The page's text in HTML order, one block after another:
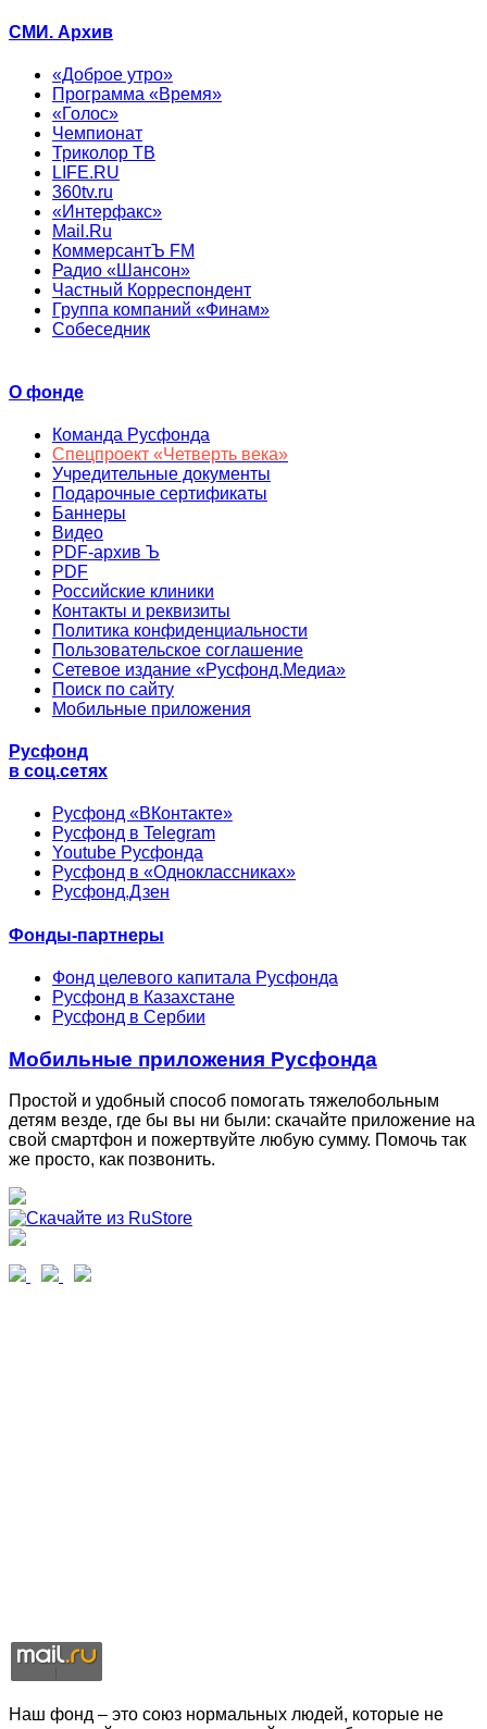
СМИ. Архив
«Доброе утро»
Программа «Время»
«Голос»
Чемпионат
Триколор ТВ
LIFE.RU
360tv.ru
«Интерфакс»
Mail.Ru
КоммерсантЪ FM
Радио «Шансон»
Частный Корреспондент
Группа компаний «Финам»
Собеседник
О фонде
Команда Русфонда
Спецпроект «Четверть века»
Учредительные документы
Подарочные сертификаты
Баннеры
Видео
PDF-архив Ъ
PDF
Российские клиники
Контакты и реквизиты
Политика конфиденциальности
Пользовательское соглашение
Сетевое издание «Русфонд.Медиа»
Поиск по сайту
Мобильные приложения
Русфонд
в соц.сетях
Русфонд «ВКонтакте»
Русфонд в Telegram
Youtube Русфонда
Русфонд в «Одноклассниках»
Русфонд.Дзен
Фонды-партнеры
Фонд целевого капитала Русфонда
Русфонд в Казахстане
Русфонд в Сербии
Мобильные приложения Русфонда
Простой и удобный способ помогать тяжелобольным
детям везде, где бы вы ни были: скачайте приложение на
свой смартфон и пожертвуйте любую сумму. Помочь так
же просто, как позвонить.
Наш фонд – это союз нормальных людей, которые не